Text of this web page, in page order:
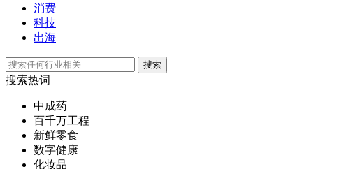
消费
科技
出海
搜索
搜索热词
中成药
百千万工程
新鲜零食
数字健康
化妆品